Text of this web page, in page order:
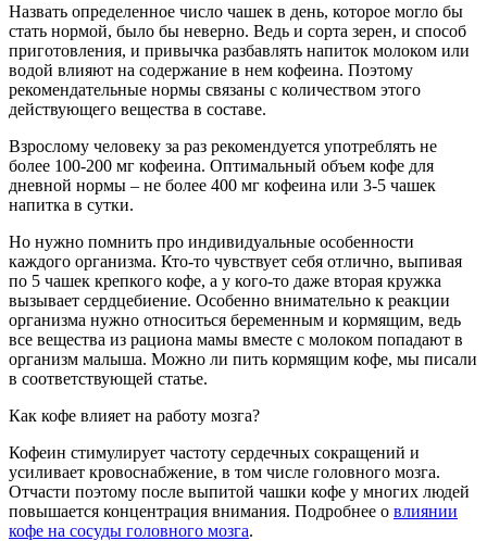
Назвать определенное число чашек в день, которое могло бы
стать нормой, было бы неверно. Ведь и сорта зерен, и способ
приготовления, и привычка разбавлять напиток молоком или
водой влияют на содержание в нем кофеина. Поэтому
рекомендательные нормы связаны с количеством этого
действующего вещества в составе.
Взрослому человеку за раз рекомендуется употреблять не
более 100-200 мг кофеина. Оптимальный объем кофе для
дневной нормы – не более 400 мг кофеина или 3-5 чашек
напитка в сутки.
Но нужно помнить про индивидуальные особенности
каждого организма. Кто-то чувствует себя отлично, выпивая
по 5 чашек крепкого кофе, а у кого-то даже вторая кружка
вызывает сердцебиение. Особенно внимательно к реакции
организма нужно относиться беременным и кормящим, ведь
все вещества из рациона мамы вместе с молоком попадают в
организм малыша. Можно ли пить кормящим кофе, мы писали
в соответствующей статье.
Как кофе влияет на работу мозга?
Кофеин стимулирует частоту сердечных сокращений и
усиливает кровоснабжение, в том числе головного мозга.
Отчасти поэтому после выпитой чашки кофе у многих людей
повышается концентрация внимания. Подробнее о влиянии
кофе на сосуды головного мозга.